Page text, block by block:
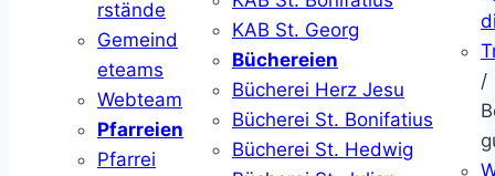
rstände
Gemeind
eteams
Webteam
Pfarreien
Pfarrei
KAB St. Georg
Büchereien
Bücherei Herz Jesu
Bücherei St. Bonifatius
Bücherei St. Hedwig
/